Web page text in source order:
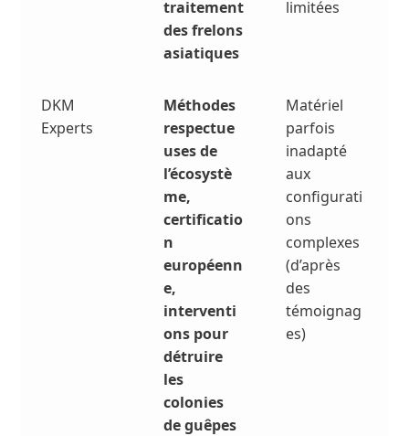
traitement
des frelons
asiatiques
limitées
DKM
Experts
Méthodes
respectue
uses de
l’écosystè
me,
certificatio
n
européenn
e,
interventi
ons pour
détruire
les
colonies
de guêpes
Matériel
parfois
inadapté
aux
configurati
ons
complexes
(d’après
des
témoignag
es)